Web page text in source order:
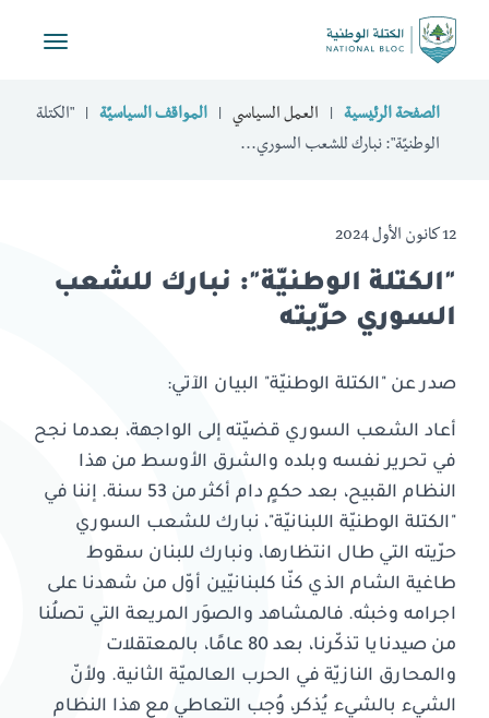
Toggle
الصفحة الرئيسية العمل السياسي المواقف السياسيّة
"الكتلة
الوطنيّة": نبارك للشعب السوري...
12 كانون الأول 2024
"الكتلة الوطنيّة": نبارك للشعب
السوري حرّيته
صدر عن "الكتلة الوطنيّة" البيان الآتي:
أعاد الشعب السوري قضيّته إلى الواجهة، بعدما نجح
في تحرير نفسه وبلده والشرق الأوسط من هذا
النظام القبيح، بعد حكمٍ دام أكثر من 53 سنة. إننا في
"الكتلة الوطنيّة اللبنانيّة"، نبارك للشعب السوري
حرّيته التي طال انتظارها، ونبارك للبنان سقوط
طاغية الشام الذي كنّا كلبنانيّين أوّل من شهدنا على
اجرامه وخبثه. فالمشاهد والصوَر المريعة التي تصلُنا
من صيدنايا تذكّرنا، بعد 80 عامًا، بالمعتقلات
والمحارق النازيّة في الحرب العالميّة الثانية. ولأنّ
الشيء بالشيء يُذكر، وُجب التعاطي مع هذا النظام